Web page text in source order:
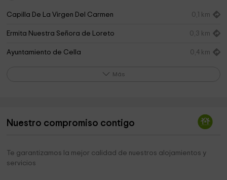
Capilla De La Virgen Del Carmen 0,1 km
Ermita Nuestra Señora de Loreto 0,3 km
Ayuntamiento de Cella 0,4 km
Laguna Del Cañizar 6,4 km
Teruel Airport
Más
Nuestro compromiso contigo
Te garantizamos la mejor calidad de nuestros alojamientos y
servicios